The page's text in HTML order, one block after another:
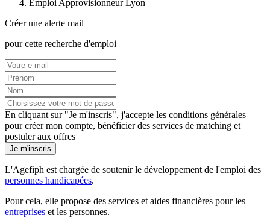
Emploi Approvisionneur Lyon
Créer une alerte mail
pour cette recherche d'emploi
En cliquant sur "Je m'inscris", j'accepte les conditions générales
pour créer mon compte, bénéficier des services de matching et
postuler aux offres
Je m'inscris
L'Agefiph est chargée de soutenir le développement de l'emploi des
personnes handicapées.
Pour cela, elle propose des services et aides financières pour les
entreprises et les personnes.